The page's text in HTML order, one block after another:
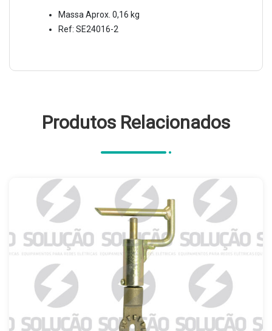
Massa Aprox. 0,16 kg
Ref: SE24016-2
Produtos Relacionados